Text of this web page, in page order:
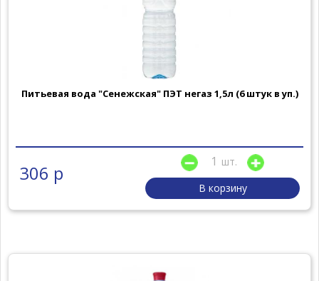
Питьевая вода "Сенежская" ПЭТ негаз 1,5л (6 штук в уп.)
306 р
шт.
В корзину